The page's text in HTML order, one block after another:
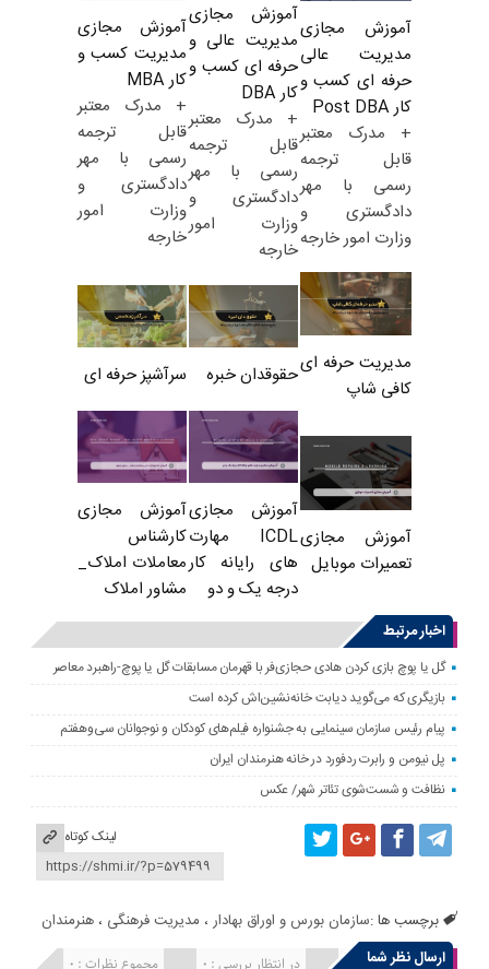
آموزش مجازی
مدیریت عالی
حرفه ای کسب و
کار Post DBA
+ مدرک معتبر
قابل ترجمه
رسمی با مهر
دادگستری و
وزارت امور خارجه
آموزش مجازی
مدیریت عالی و
حرفه ای کسب و
کار DBA
+ مدرک معتبر
قابل ترجمه
رسمی با مهر
دادگستری و
وزارت امور
خارجه
آموزش مجازی
مدیریت کسب و
کار MBA
+ مدرک معتبر
قابل ترجمه
رسمی با مهر
دادگستری و
وزارت امور
خارجه
مدیریت حرفه ای
کافی شاپ
حقوقدان خبره سرآشپز حرفه ای
آموزش مجازی
تعمیرات موبایل
آموزش مجازی
ICDL مهارت
های رایانه کار
درجه یک و دو
آموزش مجازی
کارشناس
معاملات املاک_
مشاور املاک
اخبار مرتبط
گل یا پوچ بازی کردن هادی حجازی‌فر با قهرمان مسابقات گل یا پوچ-راهبرد معاصر
بازیگری که می‌گوید دیابت خانه‌نشین‌اش کرده است
پیام رئیس سازمان سینمایی به جشنواره فیلم‌های کودکان و نوجوانان سی‌وهفتم
پل نیومن و رابرت ردفورد در خانه هنرمندان ایران
نظافت و شست‌شوی تئاتر شهر/ عکس
لینک کوتاه
برچسب ها :سازمان بورس و اوراق بهادار ، مدیریت فرهنگی ،هنرمندان
ارسال نظر شما